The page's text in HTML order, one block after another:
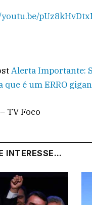
Alerta Importante:
que é um ERRO
TV Foco
INTERESSE...